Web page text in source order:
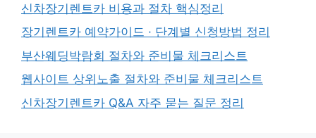
신차장기렌트카 비용과 절차 핵심정리
장기렌트카 예약가이드 · 단계별 신청방법 정리
부산웨딩박람회 절차와 준비물 체크리스트
웹사이트 상위노출 절차와 준비물 체크리스트
신차장기렌트카 Q&A 자주 묻는 질문 정리